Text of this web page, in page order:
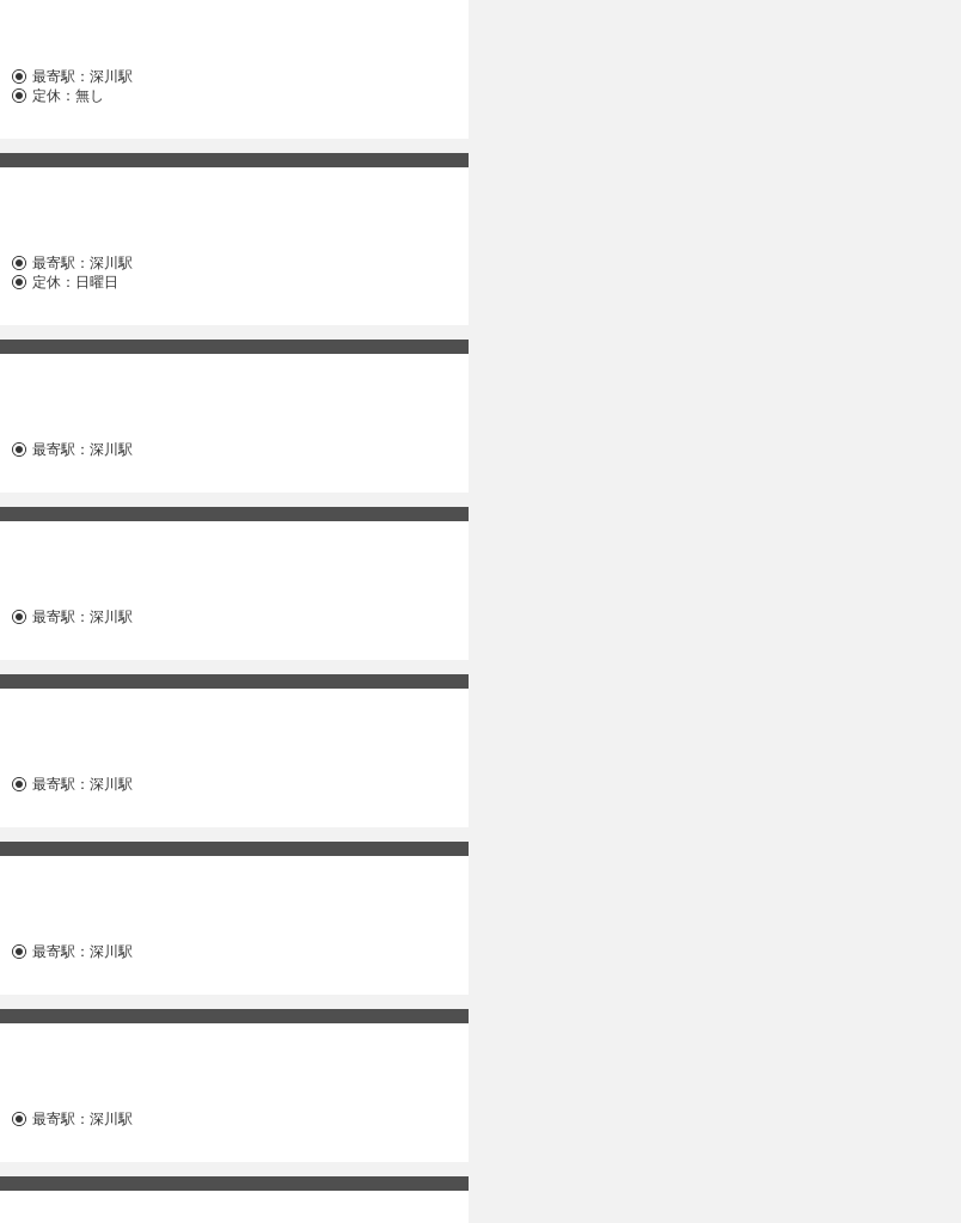
最寄駅： 深川駅
定休：無し
最寄駅： 深川駅
定休：日曜日
最寄駅： 深川駅
最寄駅： 深川駅
最寄駅： 深川駅
最寄駅： 深川駅
最寄駅： 深川駅